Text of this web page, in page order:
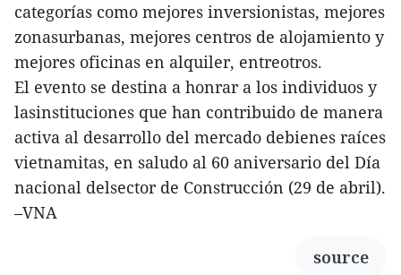
categorías como mejores inversionistas, mejores
zonasurbanas, mejores centros de alojamiento y
mejores oficinas en alquiler, entreotros.
El evento se destina a honrar a los individuos y
lasinstituciones que han contribuido de manera
activa al desarrollo del mercado debienes raíces
vietnamitas, en saludo al 60 aniversario del Día
nacional delsector de Construcción (29 de abril).
–VNA
source